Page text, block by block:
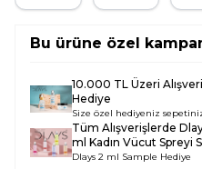
Bu ürüne özel
10.000 TL Üzeri
Hediye
Size özel hediyeniz
Tüm Alışverişlerde
ml Kadın Vücut Spreyi
Dlays 2 ml Sample Hediye